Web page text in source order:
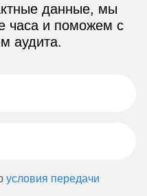
данные, мы
часа и поможем с
аудита.
условия передачи